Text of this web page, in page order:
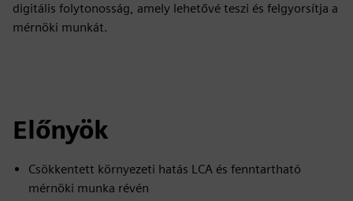
digitális folytonosság, amely lehetővé teszi és felgyorsítja a
mérnöki munkát.
Előnyök
Csökkentett környezeti hatás LCA és fenntartható
mérnöki munka révén